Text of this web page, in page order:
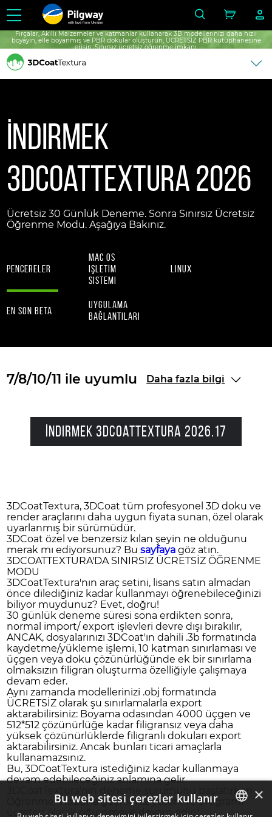
with love from Ukraine
Fırçalar, Akıllı Malzemeler ve katmanlar kullanarak 3B modellerinizi daha hızlı
boyayın, elle boyanmış ve PBR dokular oluşturun, ÜCRETSİZ PBR kütüphanesine
erişin, Sınırsız ücretsiz öğrenme imkanı.
İndirmek
3DCoatTextura 2026
Ücretsiz 30 Günlük Deneme. Sonra Sınırsız Ücretsiz
Öğrenme Modu. Aşağıya Bakınız.
pencereler
Mac os
işletim
sistemi
Linux
en son beta
uygulama
bağlantıları
7/8/10/11 ile uyumlu Daha fazla bilgi
İndirmek 3DCoatTextura 2026.17
3DCoatTextura, 3DCoat tüm profesyonel 3D doku ve
render araçlarını daha uygun fiyata sunan, özel olarak
uyarlanmış bir sürümüdür.
3DCoat özel ve benzersiz kılan şeyin ne olduğunu
merak mı ediyorsunuz? Busayfaya göz atın.
3DCOATTEXTURA'DA SINIRSIZ ÜCRETSİZ ÖĞRENME
MODU
3DCoatTextura'nın araç setini, lisans satın almadan
önce dilediğiniz kadar kullanmayı öğrenebileceğinizi
biliyor muydunuz? Evet, doğru!
30 günlük deneme süresi sona erdikten sonra,
normal import/ export işlevleri devre dışı bırakılır,
ANCAK, dosyalarınızı 3DCoat'ın dahili .3b formatında
kaydetme/yükleme işlemi, 10 katman sınırlaması ve
üçgen veya doku çözünürlüğünde ek bir sınırlama
olmaksızın filigran oluşturma özelliğiyle çalışmaya
devam eder.
Aynı zamanda modellerinizi .obj formatında
ÜCRETSİZ olarak şu sınırlamalarla export
aktarabilirsiniz: Boyama odasından 4000 üçgen ve
512*512 çözünürlüğe kadar filigransız veya daha
yüksek çözünürlüklerde filigranlı dokuları export
aktarabilirsiniz. Ancak bunları ticari amaçlarla
kullanamazsınız.
Bu, 3DCoatTextura istediğiniz kadar kullanmaya
devam edebileceğiniz anlamına gelir.
3DCoatTextura'nın deneme sürümünü başlatırken
Öğrenme moduna geçmeniz yeterli ve programı
ücretsiz olarak öğrenmeye devam edin!
×
Bu web sitesi çerezler kullanır